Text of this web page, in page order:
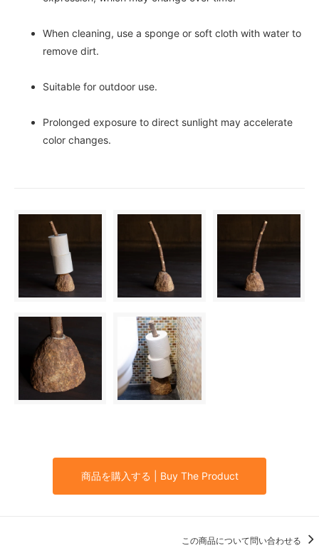
When cleaning, use a sponge or soft cloth with water to
remove dirt.
Suitable for outdoor use.
Prolonged exposure to direct sunlight may accelerate
color changes.
商品を購入する | Buy The Product
この商品について問い合わせる